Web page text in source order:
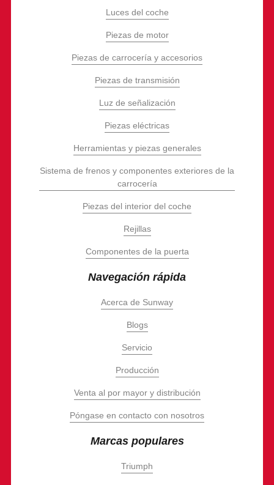
Luces del coche
Piezas de motor
Piezas de carrocería y accesorios
Piezas de transmisión
Luz de señalización
Piezas eléctricas
Herramientas y piezas generales
Sistema de frenos y componentes exteriores de la
carrocería
Piezas del interior del coche
Rejillas
Componentes de la puerta
Navegación rápida
Acerca de Sunway
Blogs
Servicio
Producción
Venta al por mayor y distribución
Póngase en contacto con nosotros
Marcas populares
Triumph